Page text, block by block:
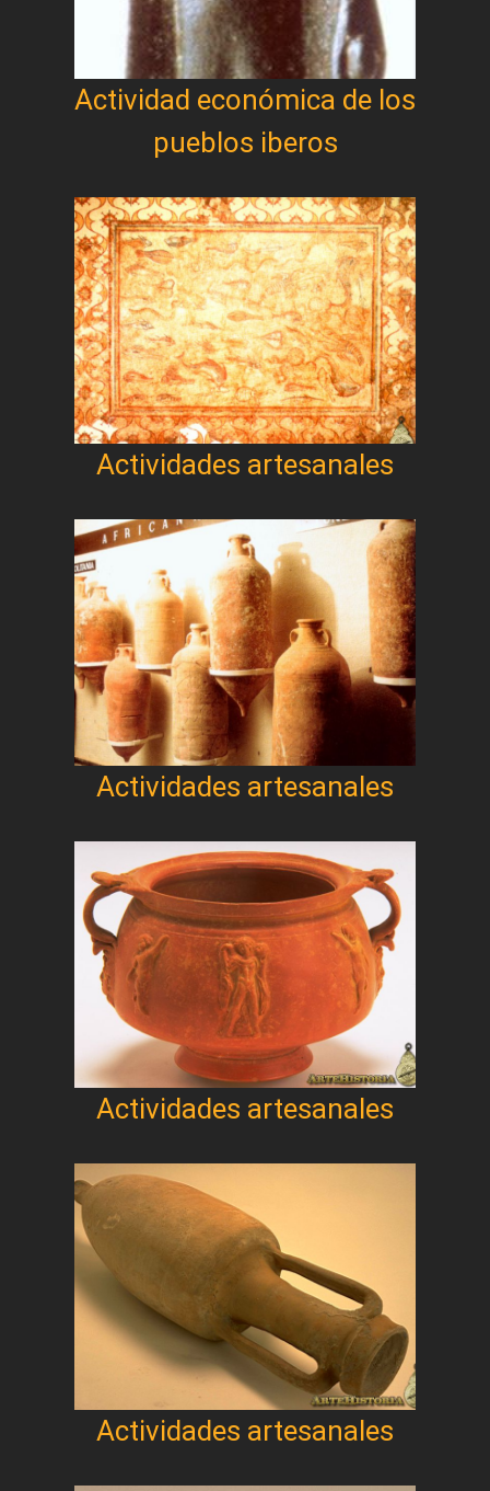
Actividad económica de los
pueblos iberos
Actividades artesanales
Actividades artesanales
Actividades artesanales
Actividades artesanales